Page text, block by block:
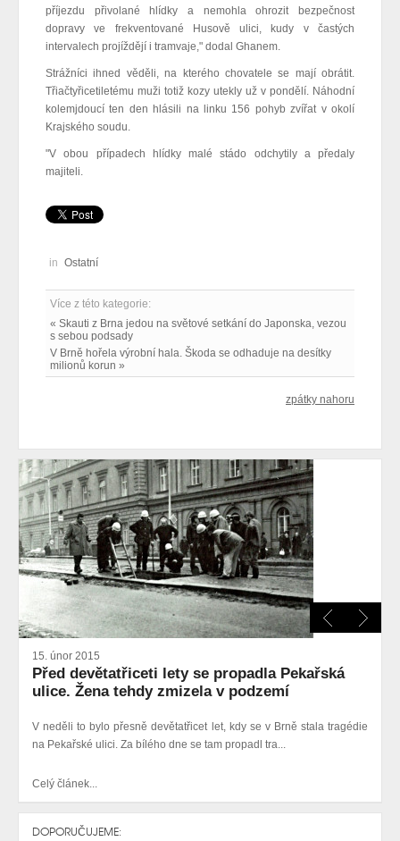
příjezdu přivolané hlídky a nemohla ohrozit bezpečnost
dopravy ve frekventované Husově ulici, kudy v častých
intervalech projíždějí i tramvaje," dodal Ghanem.
Strážníci ihned věděli, na kterého chovatele se mají obrátit.
Třiačtyřicetiletému muži totiž kozy utekly už v pondělí. Náhodní
kolemjdoucí ten den hlásili na linku 156 pohyb zvířat v okolí
Krajského soudu.
"V obou případech hlídky malé stádo odchytily a předaly
majiteli.
in Ostatní
Více z této kategorie:
« Skauti z Brna jedou na světové setkání do Japonska, vezou
s sebou podsady
V Brně hořela výrobní hala. Škoda se odhaduje na desítky
milionů korun »
zpátky nahoru
15. únor 2015
Před devětatřiceti lety se propadla Pekařská
ulice. Žena tehdy zmizela v podzemí
V neděli to bylo přesně devětatřicet let, kdy se v Brně stala tragédie
na Pekařské ulici. Za bílého dne se tam propadl tra...
Celý článek...
DOPORUČUJEME: